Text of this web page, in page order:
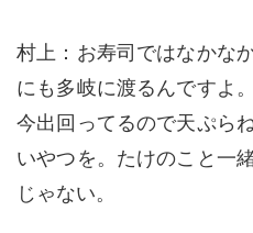
村上：お寿司ではなかな
にも多岐に渡るんですよ
今出回ってるので天ぷら
いやつを。たけのこと一
じゃない。